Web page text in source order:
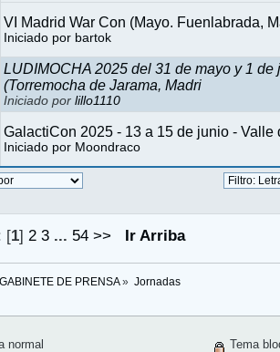
VI Madrid War Con (Mayo. Fuenlabrada,
Iniciado por bartok
LUDIMOCHA 2025 del 31 de mayo y 1 de
(Torremocha de Jarama, Madri
Iniciado por lillo1110
GalactiCon 2025 - 13 a 15 de junio - Valle
Iniciado por Moondraco
[1] 2 3 ... 54 >> Ir Arriba
GABINETE DE PRENSA» Jornadas
normal
Tema